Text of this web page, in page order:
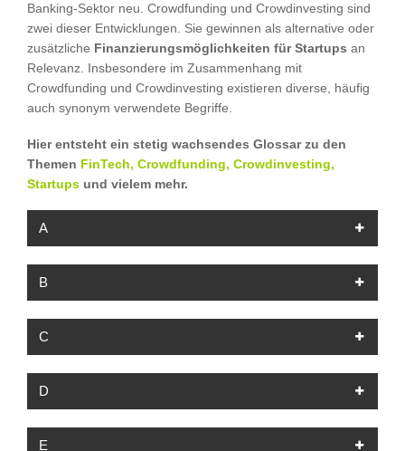
Banking-Sektor neu. Crowdfunding und Crowdinvesting sind
zwei dieser Entwicklungen. Sie gewinnen als alternative oder
zusätzliche Finanzierungsmöglichkeiten für Startups an
Relevanz. Insbesondere im Zusammenhang mit
Crowdfunding und Crowdinvesting existieren diverse, häufig
auch synonym verwendete Begriffe.
Hier entsteht ein stetig wachsendes Glossar zu den
Themen FinTech, Crowdfunding, Crowdinvesting,
Startups und vielem mehr.
A
B
C
D
E